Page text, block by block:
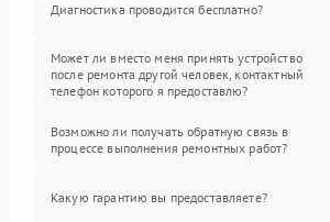
Диагностика проводится бесплатно?
Может ли вместо меня принять устройство
после ремонта другой человек, контактный
телефон которого я предоставлю?
Возможно ли получать обратную связь в
процессе выполнения ремонтных работ?
Какую гарантию вы предоставляете?